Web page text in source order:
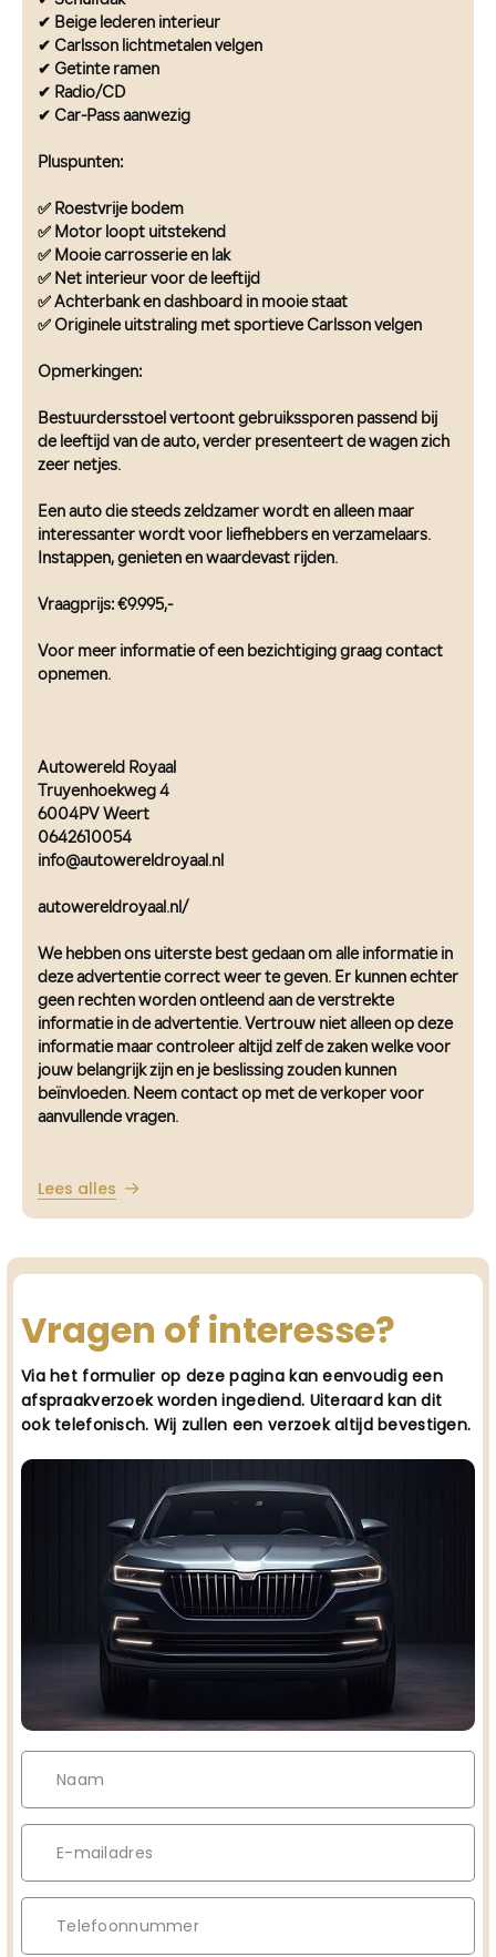
✔ Beige lederen interieur
✔ Carlsson lichtmetalen velgen
✔ Getinte ramen
✔ Radio/CD
✔ Car-Pass aanwezig
Pluspunten:
✅ Roestvrije bodem
✅ Motor loopt uitstekend
✅ Mooie carrosserie en lak
✅ Net interieur voor de leeftijd
✅ Achterbank en dashboard in mooie staat
✅ Originele uitstraling met sportieve Carlsson velgen
Opmerkingen:
Bestuurdersstoel vertoont gebruikssporen passend bij
de leeftijd van de auto, verder presenteert de wagen zich
zeer netjes.
Een auto die steeds zeldzamer wordt en alleen maar
interessanter wordt voor liefhebbers en verzamelaars.
Instappen, genieten en waardevast rijden.
Vraagprijs: €9.995,-
Voor meer informatie of een bezichtiging graag contact
opnemen.
Autowereld Royaal
Truyenhoekweg 4
6004PV Weert
0642610054
info@autowereldroyaal.nl
autowereldroyaal.nl/
We hebben ons uiterste best gedaan om alle informatie in
deze advertentie correct weer te geven. Er kunnen echter
geen rechten worden ontleend aan de verstrekte
informatie in de advertentie. Vertrouw niet alleen op deze
informatie maar controleer altijd zelf de zaken welke voor
jouw belangrijk zijn en je beslissing zouden kunnen
beïnvloeden. Neem contact op met de verkoper voor
aanvullende vragen.
Lees alles
Vragen of interesse?
Via het formulier op deze pagina kan eenvoudig een
afspraakverzoek worden ingediend. Uiteraard kan dit
ook telefonisch. Wij zullen een verzoek altijd bevestigen.